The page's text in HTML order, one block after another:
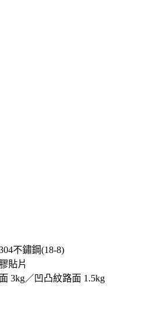
不鏽鋼(18-8)
貼片
3kg／凹凸紋路面 1.5kg